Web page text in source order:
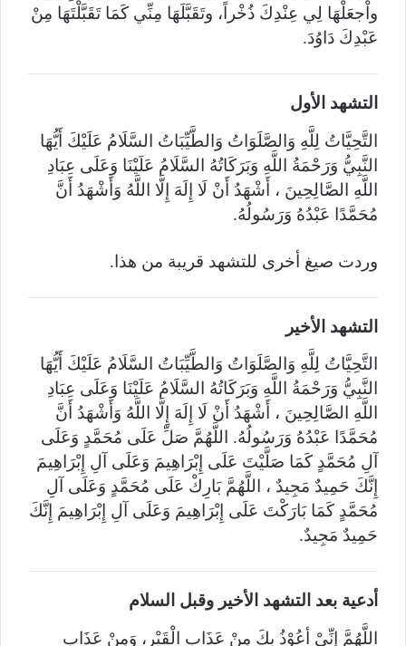
واْجعَلْهَا لِي عِنْدِكَ ذُخْراً، وتَقَبَّلَهَا مِنِّي كَمَا تَقَبَّلْتَهَا مِنْ
عَبْدِكَ دَاوُدَ.
التشهد الأول
التَّحِيَّاتُ لِلَّهِ وَالصَّلَوَاتُ وَالطَّيِّبَاتُ السَّلَامُ عَلَيْكَ أَيُّهَا
النَّبِيُّ وَرَحْمَةُ اللَّهِ وَبَرَكَاتُهُ السَّلَامُ عَلَيْنَا وَعَلَى عِبَادِ
اللَّهِ الصَّالِحِينَ ، أَشْهَدُ أَنْ لَا إِلَهَ إِلَّا اللَّهُ وَأَشْهَدُ أَنَّ
مُحَمَّدًا عَبْدُهُ وَرَسُولُهُ.
وردت صيغ أخرى للتشهد قريبة من هذا.
التشهد الأخير
التَّحِيَّاتُ لِلَّهِ وَالصَّلَوَاتُ وَالطَّيِّبَاتُ السَّلَامُ عَلَيْكَ أَيُّهَا
النَّبِيُّ وَرَحْمَةُ اللَّهِ وَبَرَكَاتُهُ السَّلَامُ عَلَيْنَا وَعَلَى عِبَادِ
اللَّهِ الصَّالِحِينَ ، أَشْهَدُ أَنْ لَا إِلَهَ إِلَّا اللَّهُ وَأَشْهَدُ أَنَّ
مُحَمَّدًا عَبْدُهُ وَرَسُولُهُ. اللَّهُمَّ صَلِّ عَلَى مُحَمَّدٍ وَعَلَى
آلِ مُحَمَّدٍ كَمَا صَلَّيْتَ عَلَى إِبْرَاهِيمَ وَعَلَى آلِ إِبْرَاهِيمَ
إِنَّكَ حَمِيدٌ مَجِيدٌ ، اللَّهُمَّ بَارِكْ عَلَى مُحَمَّدٍ وَعَلَى آلِ
مُحَمَّدٍ كَمَا بَارَكْتَ عَلَى إِبْرَاهِيمَ وَعَلَى آلِ إِبْرَاهِيمَ إِنَّكَ
حَمِيدٌ مَجِيدٌ.
أدعية بعد التشهد الأخير وقبل السلام
اللَّهُمَّ إِنِّيْ أعُوْذُ بِكَ مِنْ عَذَابِ الْقَبْرِ، وَمِنْ عَذَابِ